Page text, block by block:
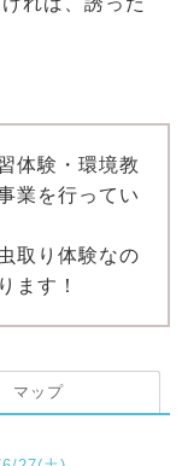
体験・環境教
業を行ってい
取り体験なの
ます！
マップ